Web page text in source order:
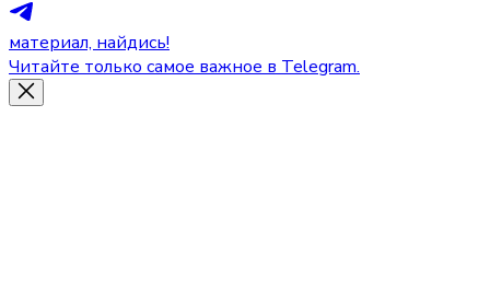
материал, найдись!
Читайте только самое важное в Telegram.